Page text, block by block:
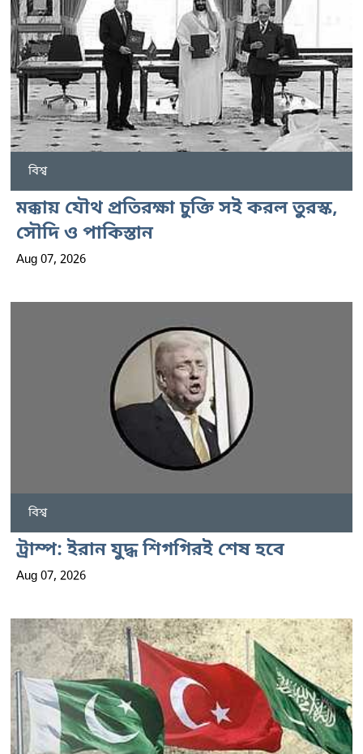
বিশ্ব
মক্কায় যৌথ প্রতিরক্ষা চুক্তি সই করল তুরস্ক,
সৌদি ও পাকিস্তান
Aug 07, 2026
বিশ্ব
ট্রাম্প: ইরান যুদ্ধ শিগগিরই শেষ হবে
Aug 07, 2026